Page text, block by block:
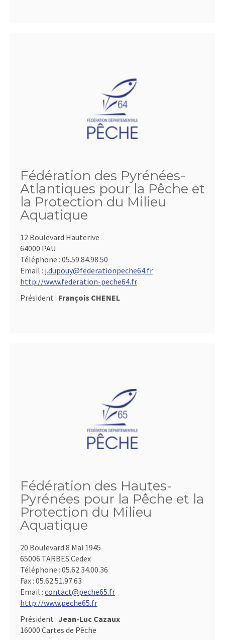
Fédération des Pyrénées-
Atlantiques pour la Pêche et
la Protection du Milieu
Aquatique
12 Boulevard Hauterive
64000 PAU
Téléphone : 05.59.84.98.50
Email : j.dupouy@federationpeche64.fr
http://www.federation-peche64.fr
Président : François CHENEL
Fédération des Hautes-
Pyrénées pour la Pêche et la
Protection du Milieu
Aquatique
20 Boulevard 8 Mai 1945
65006 TARBES Cedex
Téléphone : 05.62.34.00.36
Fax : 05.62.51.97.63
Email : contact@peche65.fr
http://www.peche65.fr
Président : Jean-Luc Cazaux
16000 Cartes de Pêche